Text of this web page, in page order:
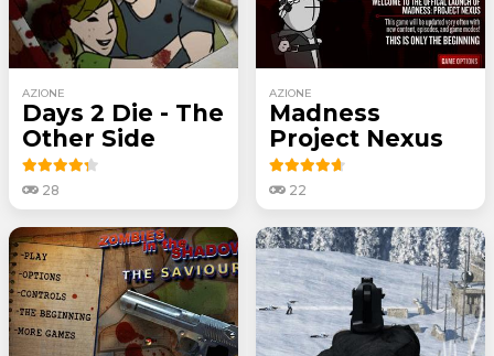
AZIONE
Days 2 Die - The
Other Side
28
AZIONE
Madness
Project Nexus
22